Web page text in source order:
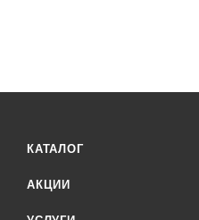
КАТАЛОГ
АКЦИИ